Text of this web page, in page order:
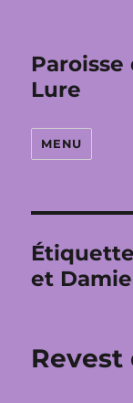
Lure
MENU
et
Revest